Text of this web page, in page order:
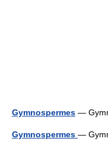
Gymnospermes —
Gymnospermes —